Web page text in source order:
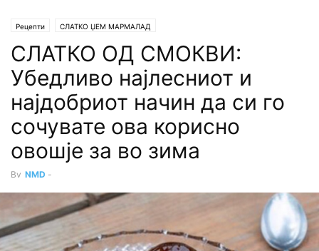
Рецепти СЛАТКО ЏЕМ МАРМАЛАД
СЛАТКО ОД СМОКВИ:
Убедливо најлесниот и
најдобриот начин да си го
сочувате ова корисно
овошје за во зима
By NMD -